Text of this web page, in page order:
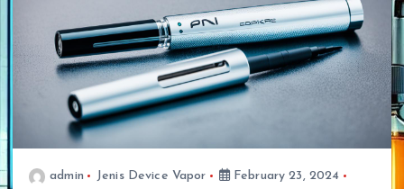
admin Jenis Device Vapor
February 23, 2024